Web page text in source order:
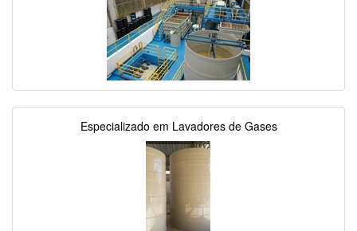
Especializado em Lavadores de Gases